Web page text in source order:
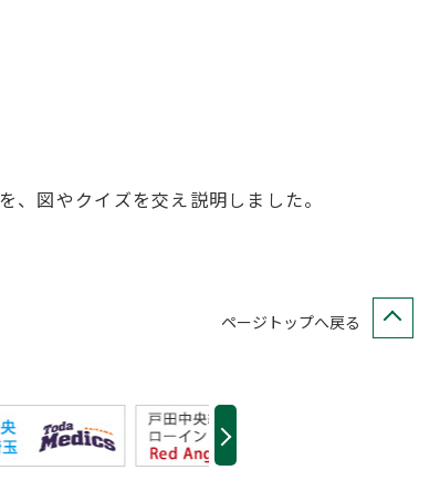
図やクイズを交え説明しました。
ページトップへ戻る